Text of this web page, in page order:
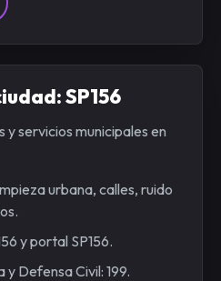
SP156
y servicios municipales en
urbana, calles, ruido
y portal SP156.
Defensa Civil: 199.